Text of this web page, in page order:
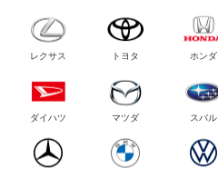
レクサス トヨタ ホンダ
ダイハツ マツダ スバル